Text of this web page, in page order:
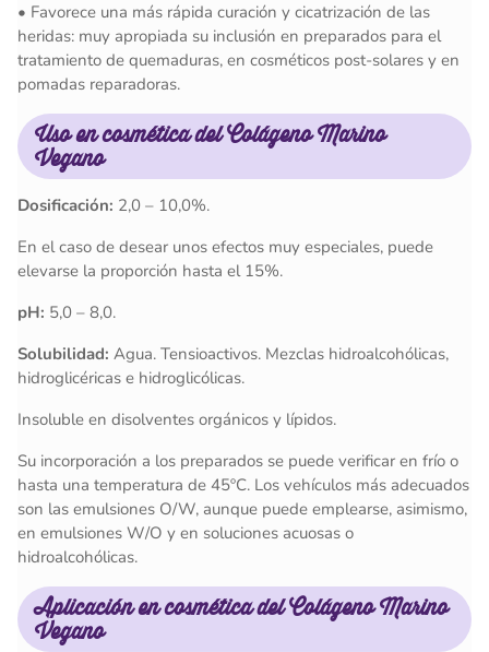
• Favorece una más rápida curación y cicatrización de las
heridas: muy apropiada su inclusión en preparados para el
tratamiento de quemaduras, en cosméticos post-solares y en
pomadas reparadoras.
Uso en cosmética delColágeno Marino
Vegano
Dosificación: 2,0 – 10,0%.
En el caso de desear unos efectos muy especiales, puede
elevarse la proporción hasta el 15%.
pH: 5,0 – 8,0.
Solubilidad: Agua. Tensioactivos. Mezclas hidroalcohólicas,
hidroglicéricas e hidroglicólicas.
Insoluble en disolventes orgánicos y lípidos.
Su incorporación a los preparados se puede verificar en frío o
hasta una temperatura de 45ºC. Los vehículos más adecuados
son las emulsiones O/W, aunque puede emplearse, asimismo,
en emulsiones W/O y en soluciones acuosas o
hidroalcohólicas.
Aplicación en cosmética delColágeno Marino
Vegano